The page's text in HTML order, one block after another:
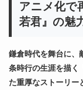
アニメ化で
若君』の魅
鎌倉時代を舞台に、
条時行の生涯を描く
た重厚なストーリー